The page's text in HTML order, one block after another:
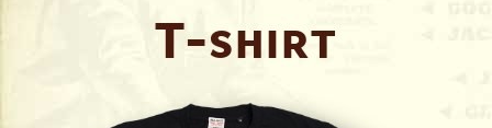
T-shirt